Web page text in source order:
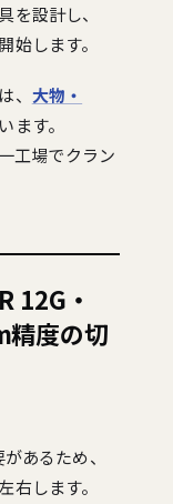
を設計し、
始します。
、 大物・
ます。
工場でクラン
12G・
度の切
あるため、
右します。